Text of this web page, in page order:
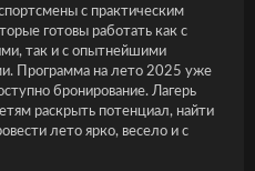
с практическим
готовы работать как с
так и с опытнейшими
Программа на лето 2025 уже
бронирование. Лагерь
раскрыть потенциал, найти
лето ярко, весело и с